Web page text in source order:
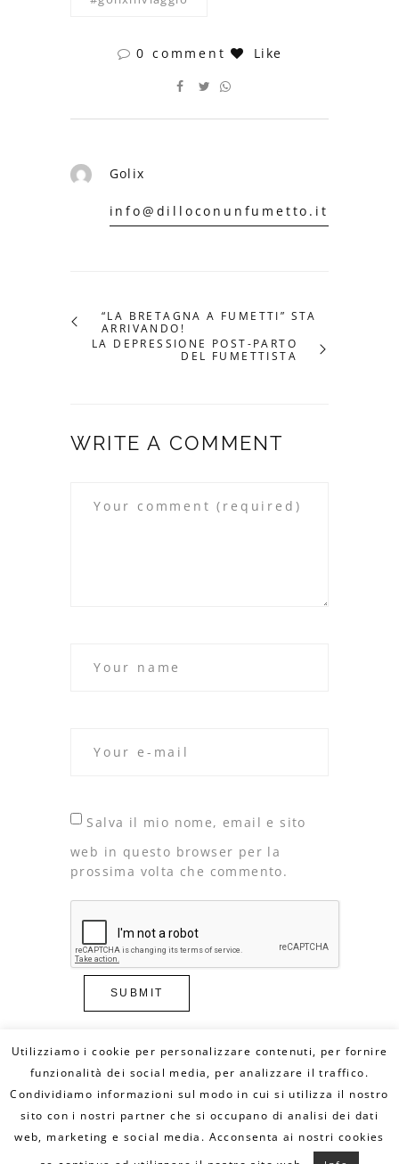
0 comment Like
Golix
info@dilloconunfumetto.it
“LA BRETAGNA A FUMETTI” STA
ARRIVANDO!
LA DEPRESSIONE POST-PARTO
DEL FUMETTISTA
WRITE A COMMENT
Salva il mio nome, email e sito
web in questo browser per la
prossima volta che commento.
© Copyright 2020 DILLO CON UN FUMETTO. All
Rights Reserved - MAIL:
info@dilloconunfumetto.it- TEL: 339.7079217 -
PRIVACY POLICY
COOKIE POLICY
Utilizziamo i cookie per personalizzare contenuti, per fornire
funzionalità dei social media, per analizzare il traffico.
Condividiamo informazioni sul modo in cui si utilizza il nostro
sito con i nostri partner che si occupano di analisi dei dati
web, marketing e social media. Acconsenta ai nostri cookies